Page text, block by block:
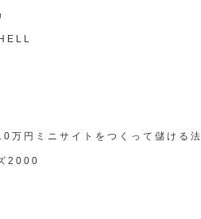
万円ミニサイトをつくって儲ける法
2000